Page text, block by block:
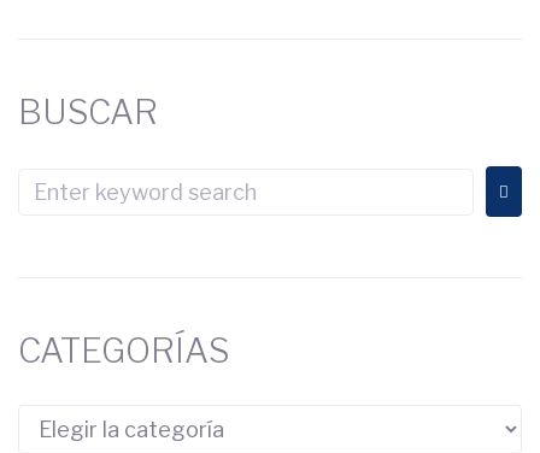
BUSCAR
CATEGORÍAS